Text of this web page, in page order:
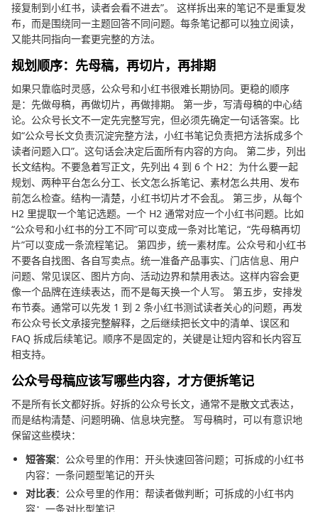
接复制到小红书，读者会看不进去”。 这样拆出来的笔记不是重复发
布，而是围绕同一主题回答不同问题。每条笔记都可以独立阅读，
又能共同指向一套更完整的方法。
规划顺序：先母稿，再切片，再排期
如果只靠临时灵感，公众号和小红书很难长期协同。更稳的顺序
是：先做母稿，再做切片，再做排期。 第一步，写清母稿的中心结
论。公众号长文不一定先完整写完，但必须先确定一句话答案。比
如“公众号长文负责沉淀完整方法，小红书笔记负责把方法拆成多个
读者问题入口”。这句话会决定后面所有内容的方向。 第二步，列出
长文结构。不要急着写正文，先列出 4 到 6 个 H2：为什么要一起
规划、两种平台怎么分工、长文怎么拆笔记、素材怎么共用、发布
前怎么检查。结构一清楚，小红书切片才不会乱。 第三步，从每个
H2 里提取一个笔记选题。一个 H2 通常对应一个小红书问题。比如
“公众号和小红书的分工不同”可以变成一条对比笔记，“先母稿再切
片”可以变成一条流程笔记。 第四步，统一素材库。公众号和小红书
不要各自找图、各自写卖点。统一准备产品事实、门店信息、用户
问题、常见误区、图片方向、活动边界和禁用表达。这样内容会更
像一个品牌在连续表达，而不是每天换一个人写。 第五步，安排发
布节奏。通常可以先发 1 到 2 条小红书测试读者关心的问题，再发
布公众号长文承接完整解释，之后继续把长文中的清单、误区和
FAQ 拆成后续笔记。顺序不是固定的，关键是让短内容和长内容互
相支持。
公众号母稿应该写哪些内容，才方便拆笔记
不是所有长文都好拆。好拆的公众号长文，通常不是散文式表达，
而是结构清楚、问题明确、信息块完整。 写母稿时，可以有意识地
保留这些模块：
短答案：公众号里的作用：开头快速回答问题；可拆成的小红书
内容：一条问题型笔记的开头
对比表：公众号里的作用：帮读者做判断；可拆成的小红书内
容：一条对比型笔记